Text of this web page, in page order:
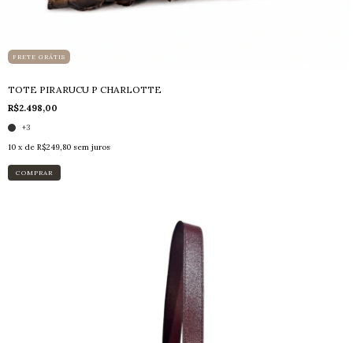
FRETE GRÁTIS
TOTE PIRARUCU P CHARLOTTE
R$2.498,00
+3
10 x de R$249,80 sem juros
COMPRAR